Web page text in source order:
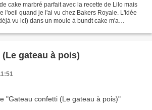
cake marbré parfait avec la recette de Lilo mais
l'oeil quand je l'ai vu chez Bakers Royale. L'idée
vu ici) dans un moule à bundt cake m'a
gateau à pois)